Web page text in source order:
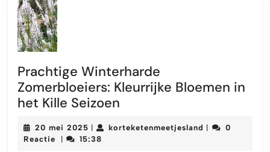
Prachtige Winterharde
Zomerbloeiers: Kleurrijke Bloemen in
het Kille Seizoen
Zomerbloeiers:
20 mei 2025 20
mei
| korteketenmeetjesland |
0
Reactie
| 15:38